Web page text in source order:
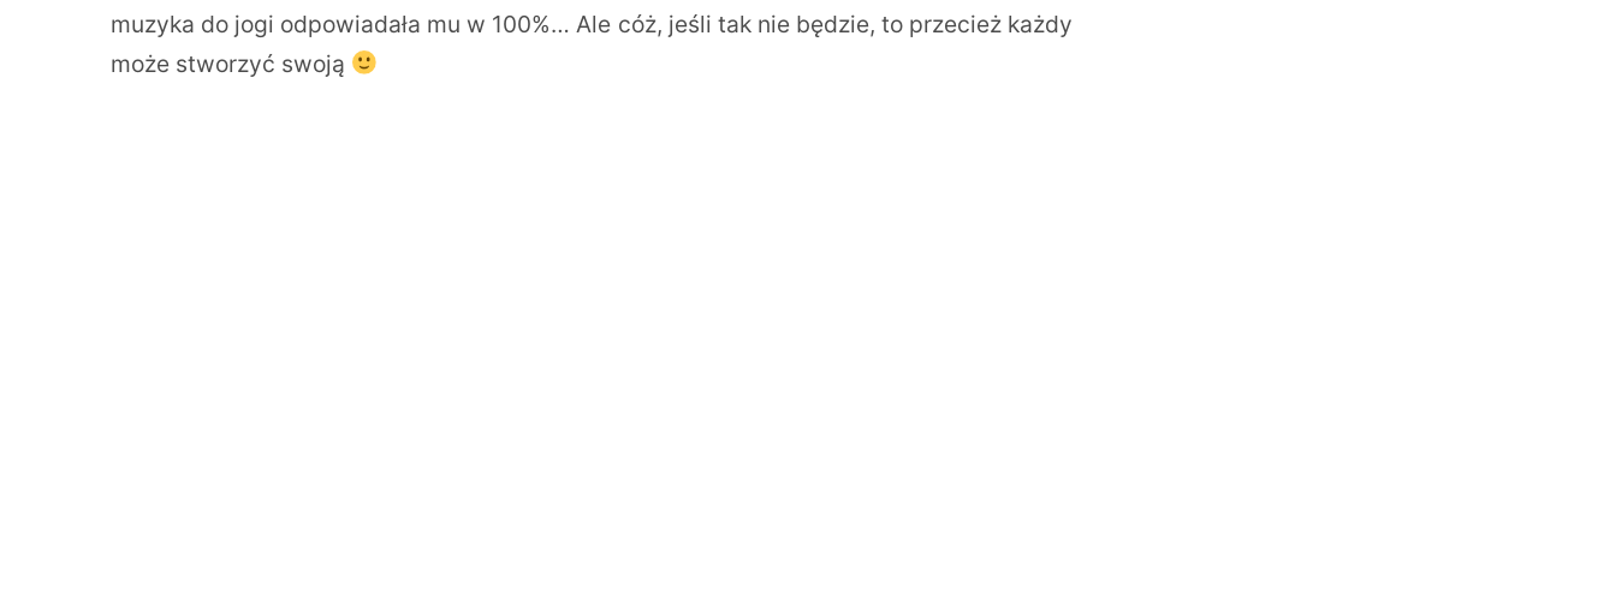
muzyka do jogi odpowiadała mu w 100%… Ale cóż, jeśli tak nie będzie, to przecież każdy
może stworzyć swoją